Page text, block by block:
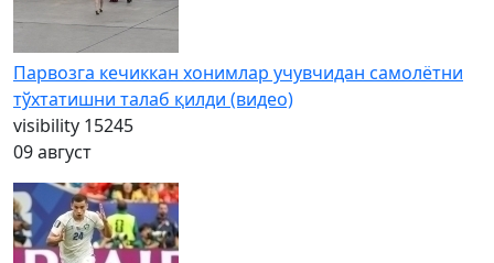
Парвозга кечиккан хонимлар учувчидан самолётни
тўхтатишни талаб қилди (видео)
visibility 15245
09 август